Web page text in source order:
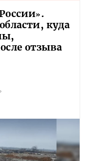
куда
отзыва